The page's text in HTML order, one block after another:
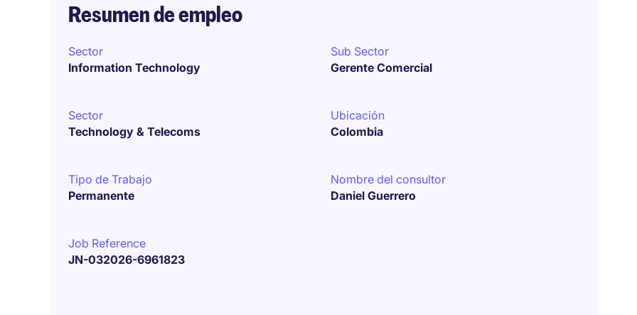
Resumen de empleo
Sector
Information Technology
Sub Sector
Gerente Comercial
Sector
Technology & Telecoms
Ubicación
Colombia
Tipo de Trabajo
Permanente
Nombre del consultor
Daniel Guerrero
Job Reference
JN-032026-6961823